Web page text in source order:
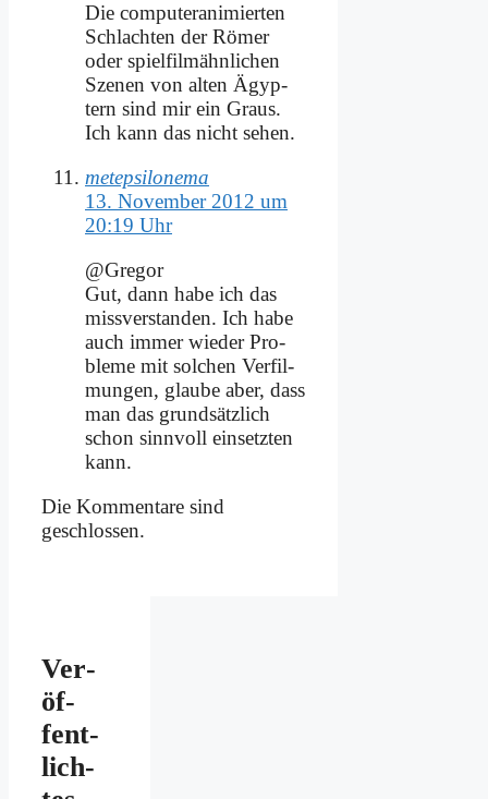
Die com­pu­ter­ani­mier­ten
Schlach­ten der Rö­mer
oder spiel­film­ähn­li­chen
Sze­nen von al­ten Ägyp­
tern sind mir ein Graus.
Ich kann das nicht se­hen.
metepsilonema
13. November 2012 um
20:19 Uhr
@Gregor
Gut, dann ha­be ich das
miss­ver­stan­den. Ich ha­be
auch im­mer wie­der Pro­
ble­me mit sol­chen Ver­fil­
mun­gen, glau­be aber, dass
man das grund­sätz­lich
schon sinn­voll ein­setz­ten
kann.
Die Kommentare sind
geschlossen.
Ver­
öf­
fent­
lich­